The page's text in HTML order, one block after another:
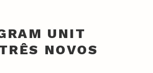
UNIT
NOVOS